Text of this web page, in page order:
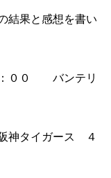
結果と感想を書い
００ バンテリ
イガース ４